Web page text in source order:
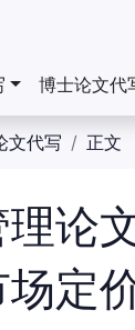
博士论文代
文代写 正文
论
定